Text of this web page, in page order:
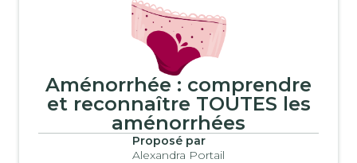
Aménorrhée : comprendre
et reconnaître TOUTES les
aménorrhées
Proposé par
Alexandra Portail